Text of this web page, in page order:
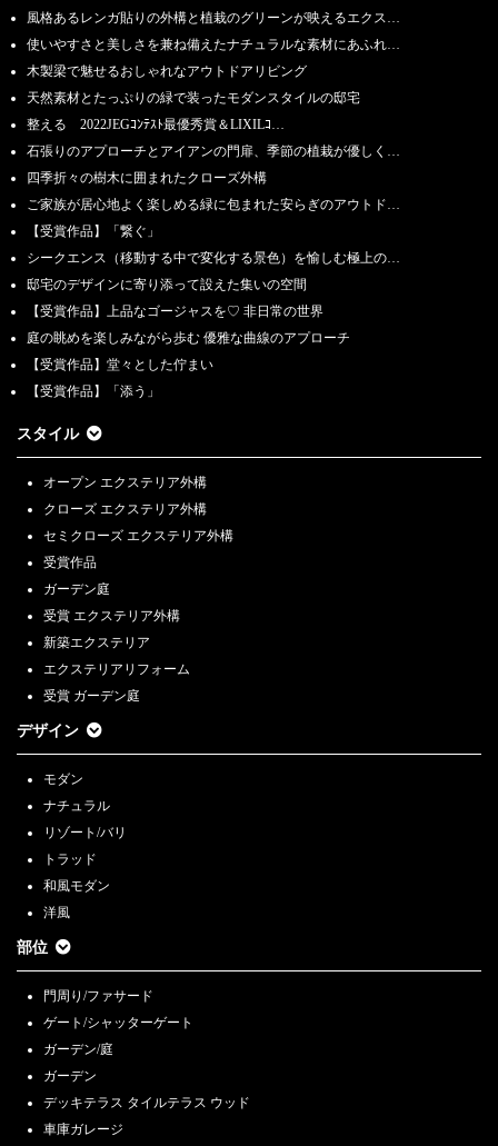
風格あるレンガ貼りの外構と植栽のグリーンが映えるエクス…
使いやすさと美しさを兼ね備えたナチュラルな素材にあふれ…
木製梁で魅せるおしゃれなアウトドアリビング
天然素材とたっぷりの緑で装ったモダンスタイルの邸宅
整える 2022JEGｺﾝﾃｽﾄ最優秀賞＆LIXILｺ…
石張りのアプローチとアイアンの門扉、季節の植栽が優しく…
四季折々の樹木に囲まれたクローズ外構
ご家族が居心地よく楽しめる緑に包まれた安らぎのアウトド…
【受賞作品】「繋ぐ」
シークエンス（移動する中で変化する景色）を愉しむ極上の…
邸宅のデザインに寄り添って設えた集いの空間
【受賞作品】上品なゴージャスを♡ 非日常の世界
庭の眺めを楽しみながら歩む 優雅な曲線のアプローチ
【受賞作品】堂々とした佇まい
【受賞作品】「添う」
スタイル
オープン エクステリア外構
クローズ エクステリア外構
セミクローズ エクステリア外構
受賞作品
ガーデン庭
受賞 エクステリア外構
新築エクステリア
エクステリアリフォーム
受賞 ガーデン庭
デザイン
モダン
ナチュラル
リゾート/バリ
トラッド
和風モダン
洋風
部位
門周り/ファサード
ゲート/シャッターゲート
ガーデン/庭
ガーデン
デッキテラス タイルテラス ウッド
車庫ガレージ